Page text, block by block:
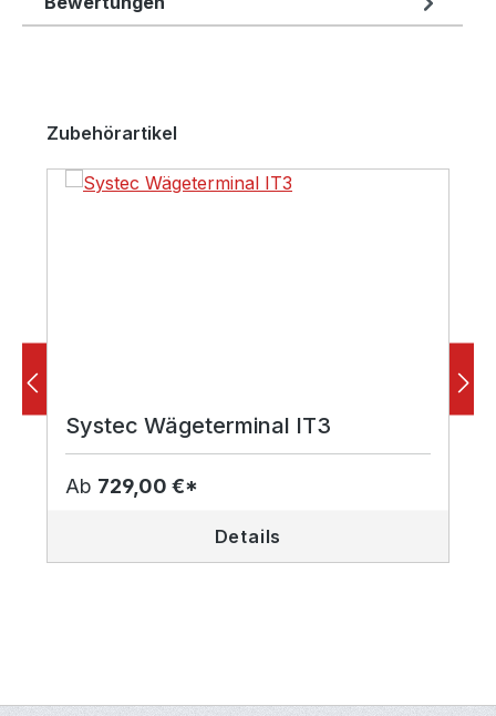
Produktgalerie überspringen
Zubehörartikel
Systec Wägeterminal IT3
Ab 729,00 €*
Details